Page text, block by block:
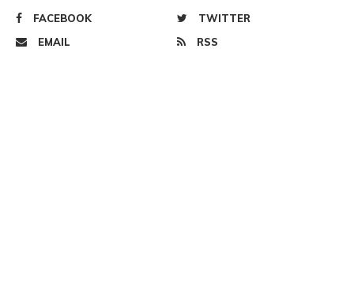
FACEBOOK
TWITTER
EMAIL
RSS